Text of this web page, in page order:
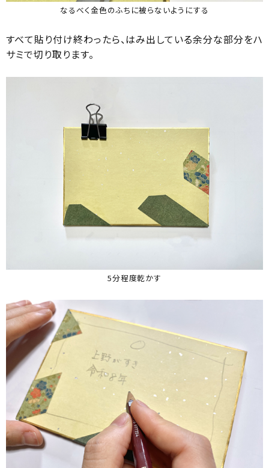
なるべく金色のふちに被らないようにする
すべて貼り付け終わったら、はみ出している余分な部分をハ
サミで切り取ります。
5分程度乾かす